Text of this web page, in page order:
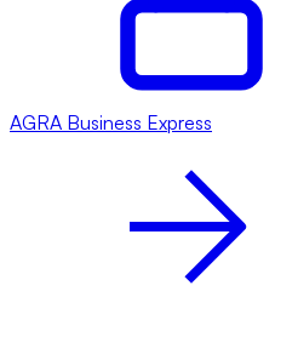
AGRA Business Express